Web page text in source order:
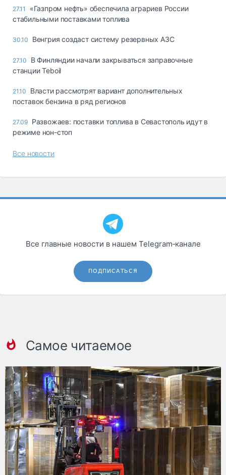
27.11
«Газпром нефть» обеспечила аграриев России
стабильными поставками топлива
30.10 Венгрия создаст систему резервных АЗС
27.10
В Финляндии начали закрываться заправочные
станции Teboil
21.10
Власти рассмотрят вариант дополнительных
поставок бензина в ряд регионов
27.09 Развожаев: поставки топлива в Севастополь идут в
режиме нон-стоп
Все новости
Все главные новости в нашем Telegram‑канале
ПОДПИСАТЬСЯ
Самое читаемое